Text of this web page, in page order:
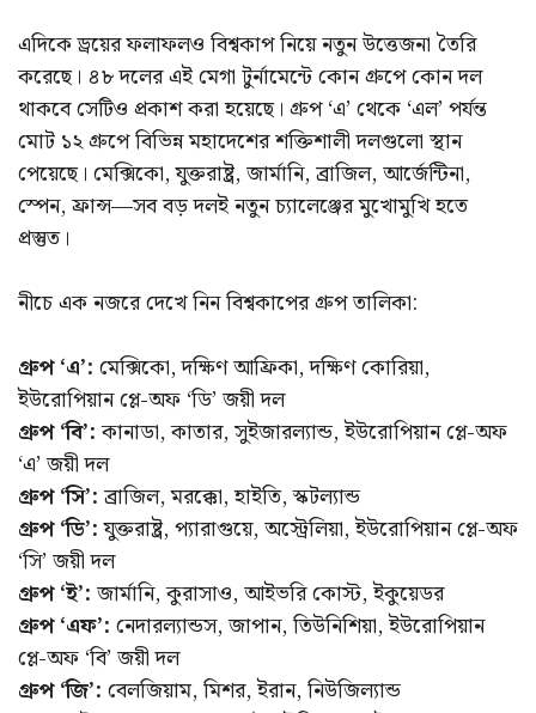
এদিকে ড্রয়ের ফলাফলও বিশ্বকাপ নিয়ে নতুন উত্তেজনা তৈরি
করেছে। ৪৮ দলের এই মেগা টুর্নামেন্টে কোন গ্রুপে কোন দল
থাকবে সেটিও প্রকাশ করা হয়েছে। গ্রুপ ‘এ’ থেকে ‘এল’ পর্যন্ত
মোট ১২ গ্রুপে বিভিন্ন মহাদেশের শক্তিশালী দলগুলো স্থান
পেয়েছে। মেক্সিকো, যুক্তরাষ্ট্র, জার্মানি, ব্রাজিল, আর্জেন্টিনা,
স্পেন, ফ্রান্স—সব বড় দলই নতুন চ্যালেঞ্জের মুখোমুখি হতে
প্রস্তুত।
নীচে এক নজরে দেখে নিন বিশ্বকাপের গ্রুপ তালিকা:
গ্রুপ ‘এ’: মেক্সিকো, দক্ষিণ আফ্রিকা, দক্ষিণ কোরিয়া,
ইউরোপিয়ান প্লে-অফ ‘ডি’ জয়ী দল
গ্রুপ ‘বি’:কানাডা, কাতার, সুইজারল্যান্ড, ইউরোপিয়ান প্লে-অফ
‘এ’ জয়ী দল
গ্রুপ ‘সি’: ব্রাজিল, মরক্কো, হাইতি, স্কটল্যান্ড
গ্রুপ ‘ডি’:যুক্তরাষ্ট্র, প্যারাগুয়ে, অস্ট্রেলিয়া, ইউরোপিয়ান প্লে-অফ
‘সি’ জয়ী দল
গ্রুপ ‘ই’: জার্মানি, কুরাসাও, আইভরি কোস্ট, ইকুয়েডর
গ্রুপ ‘এফ’: নেদারল্যান্ডস, জাপান, তিউনিশিয়া, ইউরোপিয়ান
প্লে-অফ ‘বি’ জয়ী দল
গ্রুপ ‘জি’: বেলজিয়াম, মিশর, ইরান, নিউজিল্যান্ড